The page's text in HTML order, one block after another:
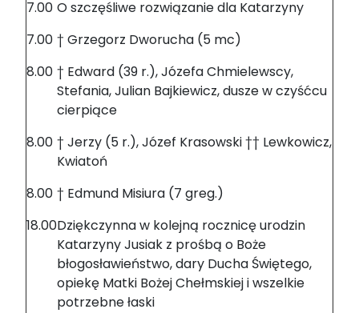
7.00 O szczęśliwe rozwiązanie dla Katarzyny
7.00 † Grzegorz Dworucha (5 mc)
8.00 † Edward (39 r.), Józefa Chmielewscy,
Stefania, Julian Bajkiewicz, dusze w czyśćcu
cierpiące
8.00 † Jerzy (5 r.), Józef Krasowski †† Lewkowicz,
Kwiatoń
8.00 † Edmund Misiura (7 greg.)
18.00Dziękczynna w kolejną rocznicę urodzin
Katarzyny Jusiak z prośbą o Boże
błogosławieństwo, dary Ducha Świętego,
opiekę Matki Bożej Chełmskiej i wszelkie
potrzebne łaski